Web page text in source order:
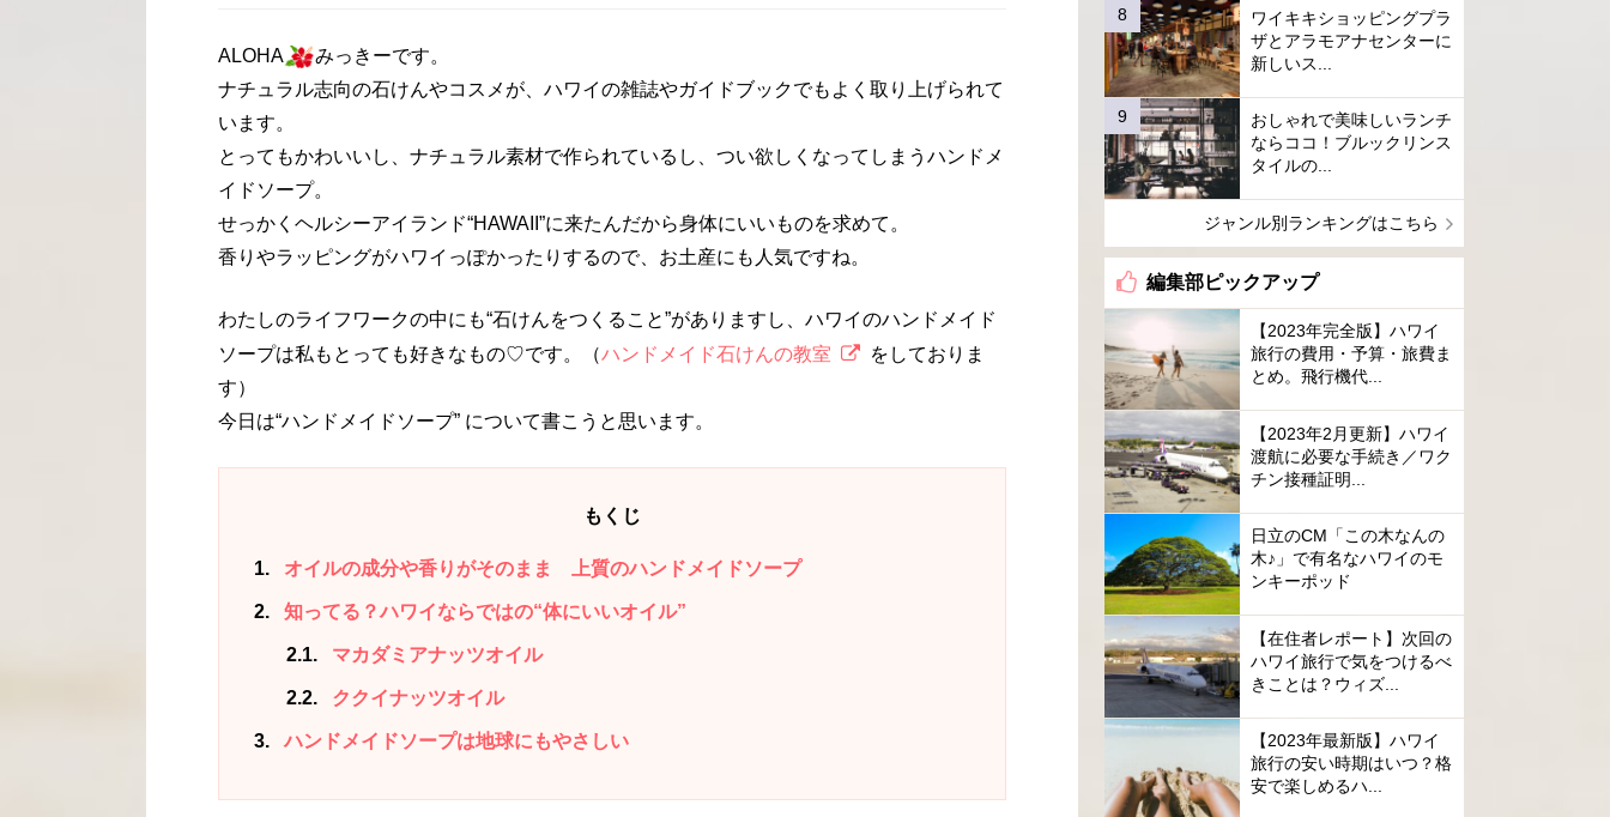
ALOHA
みっきーです。
ナチュラル志向の石けんやコスメが、ハワイの雑誌やガイドブックでもよく取り上げられて
います。
とってもかわいいし、ナチュラル素材で作られているし、つい欲しくなってしまうハンドメ
イドソープ。
せっかくヘルシーアイランド“HAWAII”に来たんだから身体にいいものを求めて。
香りやラッピングがハワイっぽかったりするので、お土産にも人気ですね。
わたしのライフワークの中にも“石けんをつくること”がありますし、ハワイのハンドメイド
ソープは私もとっても好きなもの♡です。（ハンドメイド石けんの教室
をしておりま
す）
今日は“ハンドメイドソープ” について書こうと思います。
もくじ
1 オイルの成分や香りがそのまま 上質のハンドメイドソープ
2 知ってる？ハワイならではの“体にいいオイル”
2.1 マカダミアナッツオイル
2.2 ククイナッツオイル
3 ハンドメイドソープは地球にもやさしい
ワイキキショッピングプラ
ザとアラモアナセンターに
新しいス...
おしゃれで美味しいランチ
ならココ！ブルックリンス
タイルの...
ジャンル別ランキングはこちら
編集部ピックアップ
【2023年完全版】ハワイ
旅行の費用・予算・旅費ま
とめ。飛行機代...
【2023年2月更新】ハワイ
渡航に必要な手続き／ワク
チン接種証明...
日立のCM「この木なんの
木♪」で有名なハワイのモ
ンキーポッド
【在住者レポート】次回の
ハワイ旅行で気をつけるべ
きことは？ウィズ...
【2023年最新版】ハワイ
旅行の安い時期はいつ？格
安で楽しめるハ...